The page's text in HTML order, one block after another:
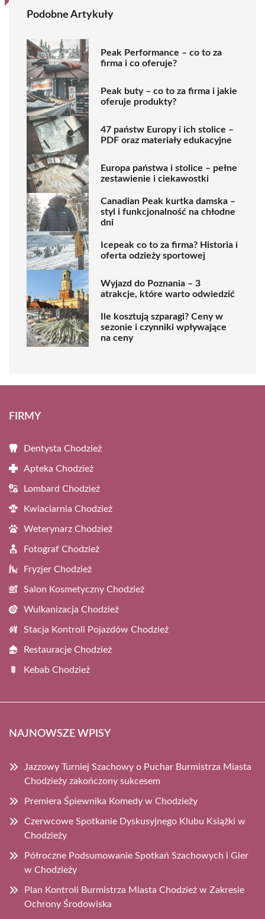
Podobne Artykuły
Peak Performance – co to za
firma i co oferuje?
Peak buty – co to za firma i jakie
oferuje produkty?
47 państw Europy i ich stolice –
PDF oraz materiały edukacyjne
Europa państwa i stolice – pełne
zestawienie i ciekawostki
Canadian Peak kurtka damska –
styl i funkcjonalność na chłodne
dni
Icepeak co to za firma? Historia i
oferta odzieży sportowej
Wyjazd do Poznania – 3
atrakcje, które warto odwiedzić
Ile kosztują szparagi? Ceny w
sezonie i czynniki wpływające
na ceny
FIRMY
Dentysta Chodzież
Apteka Chodzież
Lombard Chodzież
Kwiaciarnia Chodzież
Weterynarz Chodzież
Fotograf Chodzież
Fryzjer Chodzież
Salon Kosmetyczny Chodzież
Wulkanizacja Chodzież
Stacja Kontroli Pojazdów Chodzież
Restauracje Chodzież
Kebab Chodzież
NAJNOWSZE WPISY
Jazzowy Turniej Szachowy o Puchar Burmistrza Miasta
Chodzieży zakończony sukcesem
Premiera Śpiewnika Komedy w Chodzieży
Czerwcowe Spotkanie Dyskusyjnego Klubu Książki w
Chodzieży
Półroczne Podsumowanie Spotkań Szachowych i Gier
w Chodzieży
Plan Kontroli Burmistrza Miasta Chodzież w Zakresie
Ochrony Środowiska